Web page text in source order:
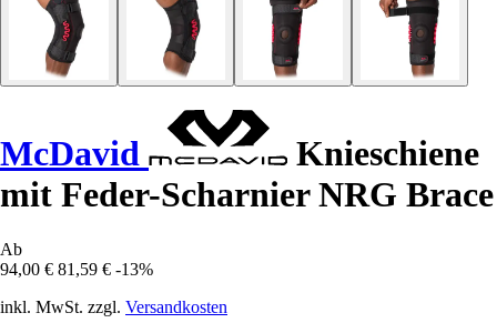
McDavid
Knieschiene
mit Feder-Scharnier NRG Brace
Ab
94,00 € 81,59 € -13%
inkl. MwSt. zzgl. Versandkosten